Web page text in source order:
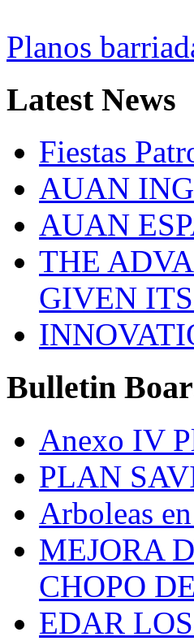
Planos
LatestNews
Fiestas
AUAN
AUAN
THE
GIVEN
Bulletin
Anexo IV
PLAN
Arboleas
MEJORA
CHOPO
EDAR